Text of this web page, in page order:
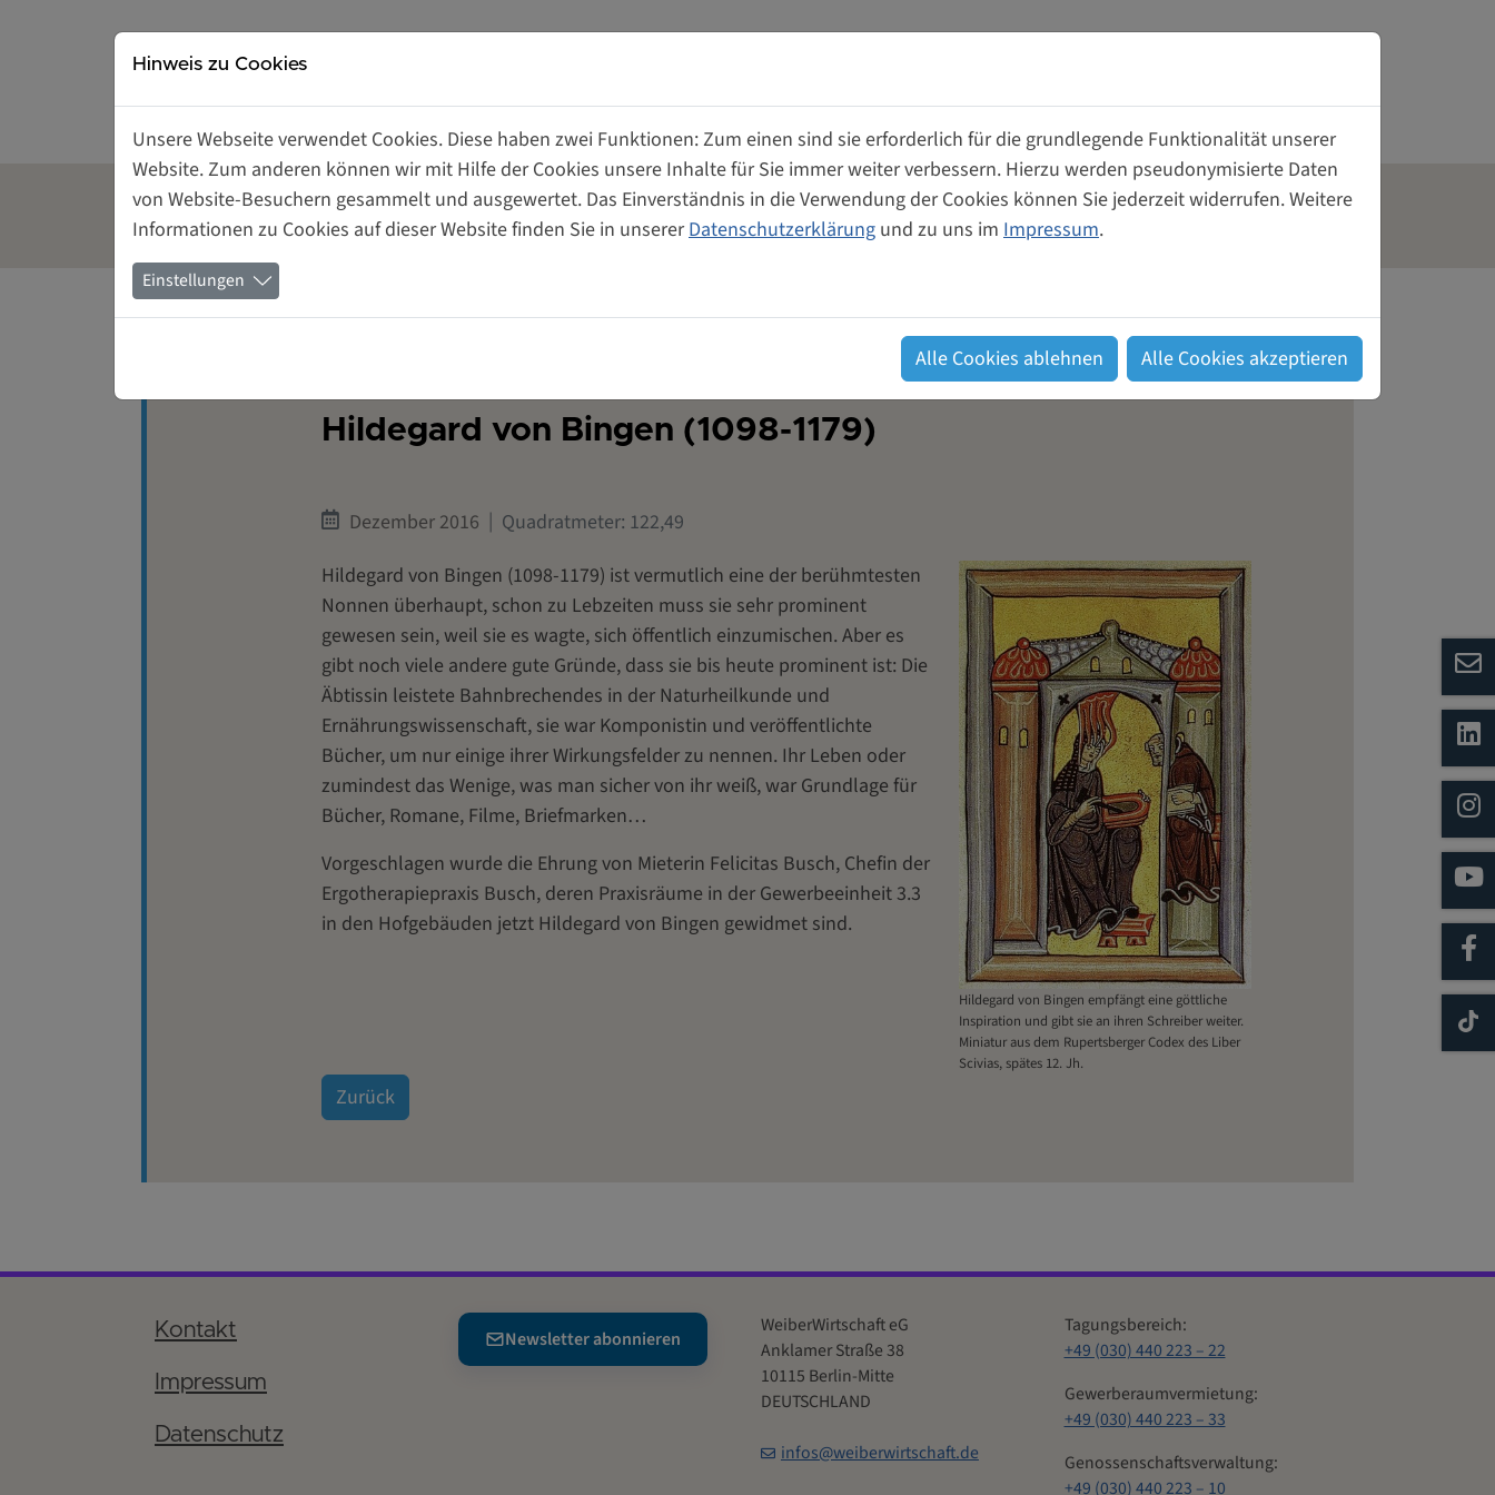
Gründerinnen- und
Unternehmerinnenzentrum
Tagungsräume
mieten
Unterstützung für
Gründerinnen
Genossenschaft
von und für Frauen
Hildegard von Bingen (1098-1179)
Dezember 2016
Quadratmeter: 122,49
Hildegard von Bingen (1098-1179) ist vermutlich eine der berühmtesten
Nonnen überhaupt, schon zu Lebzeiten muss sie sehr prominent
gewesen sein, weil sie es wagte, sich öffentlich einzumischen. Aber es
gibt noch viele andere gute Gründe, dass sie bis heute prominent ist: Die
Äbtissin leistete Bahnbrechendes in der Naturheilkunde und
Ernährungswissenschaft, sie war Komponistin und veröffentlichte
Bücher, um nur einige ihrer Wirkungsfelder zu nennen. Ihr Leben oder
zumindest das Wenige, was man sicher von ihr weiß, war Grundlage für
Bücher, Romane, Filme, Briefmarken…
Vorgeschlagen wurde die Ehrung von Mieterin Felicitas Busch, Chefin der
Ergotherapiepraxis Busch, deren Praxisräume in der Gewerbeeinheit 3.3
in den Hofgebäuden jetzt Hildegard von Bingen gewidmet sind.
Hildegard von Bingen empfängt eine göttliche
Inspiration und gibt sie an ihren Schreiber weiter.
Miniatur aus dem Rupertsberger Codex des Liber
Scivias, spätes 12. Jh.
Zurück
Kontakt
Impressum
Datenschutz
Newsletter abonnieren
WeiberWirtschaft eG
Anklamer Straße 38
10115 Berlin-Mitte
DEUTSCHLAND
infos@weiberwirtschaft.de
Tagungsbereich:
+49 (030) 440 223 – 22
Gewerberaumvermietung:
+49 (030) 440 223 – 33
Genossenschaftsverwaltung:
+49 (030) 440 223 – 10
Weiberwirtschaft
Tagungsräume mieten
Unterstützung für Gründerinnen
Hinweis zu Cookies
Unsere Webseite verwendet Cookies. Diese haben zwei Funktionen: Zum einen sind sie erforderlich für die grundlegende Funktionalität unserer
Website. Zum anderen können wir mit Hilfe der Cookies unsere Inhalte für Sie immer weiter verbessern. Hierzu werden pseudonymisierte Daten
von Website-Besuchern gesammelt und ausgewertet. Das Einverständnis in die Verwendung der Cookies können Sie jederzeit widerrufen. Weitere
Informationen zu Cookies auf dieser Website finden Sie in unsererDatenschutzerklärung und zu uns im Impressum.
Einstellungen
Alle Cookies ablehnen Alle Cookies akzeptieren